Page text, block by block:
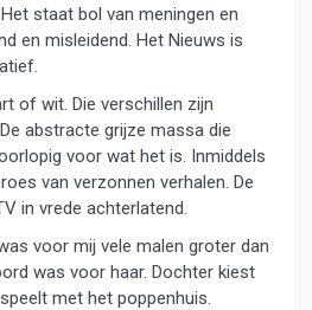
staat bol van meningen en
en misleidend. Het Nieuws is
of wit. Die verschillen zijn
abstracte grijze massa die
voor wat het is. Inmiddels
van verzonnen verhalen. De
in vrede achterlatend.
voor mij vele malen groter dan
was voor haar. Dochter kiest
met het poppenhuis.